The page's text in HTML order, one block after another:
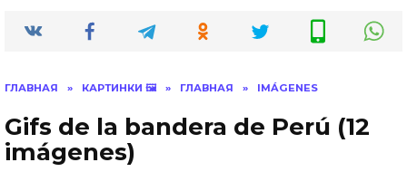
ГЛАВНАЯ » КАРТИНКИ 🖼 » ГЛАВНАЯ » IMÁGENES
Gifs de la bandera de Perú (12
imágenes)